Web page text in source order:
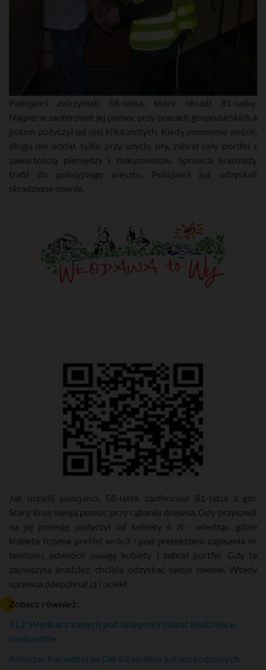
Policjanci zatrzymali 58-latka, który okradł 81-latkę.
Najpierw zaoferował jej pomoc przy pracach gospodarskich,a
potem pożyczył od niej kilka złotych. Kiedy ponownie wrócił,
długu nie oddał, tylko przy użyciu siły, zabrał cały portfel z
zawartością pieniędzy i dokumentów. Sprawca kradzieży
trafił do policyjnego aresztu. Policjanci już odzyskali
skradzione mienie.
Jak ustalili policjanci, 58-latek zaoferował 81-latce z gm.
Stary Brus swoją pomoc przy rąbaniu drewna. Gdy przyszedł
na jej posesję, pożyczył od kobiety 4 zł - wiedząc, gdzie
kobieta trzyma portfel wrócił i pod pretekstem zapisania nr
telefonu, odwrócił uwagę kobiety i zabrał portfel. Gdy ta
zauważyła kradzież, chciała odzyskać swoje mienie. Wtedy
sprawca odepchnął ją i uciekł.
Zobacz również:.
112: Wędkarz zanęcił pod sklepem i złapał złodzieja w
lombardzie
Kołacze: Karambol na DK-82 siedem aut uszkodzonych